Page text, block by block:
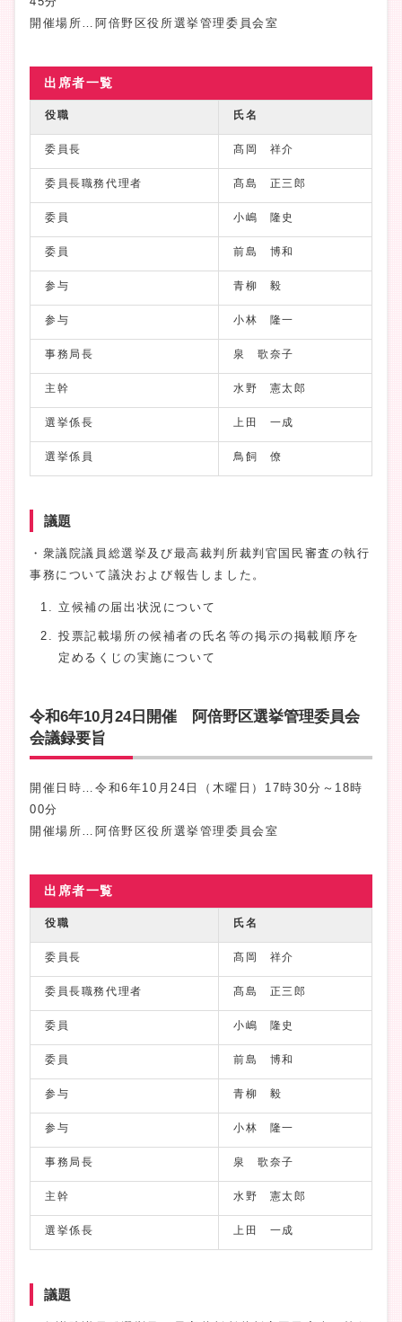
開催場所…阿倍野区役所選挙管理委員会室
出席者一覧
役職 氏名
委員長 髙岡 祥介
委員長職務代理者 髙島 正三郎
委員 小嶋 隆史
委員 前島 博和
参与 青柳 毅
参与 小林 隆一
事務局長 泉 歌奈子
主幹 水野 憲太郎
選挙係長 上田 一成
選挙係員 鳥飼 僚
議題
・衆議院議員総選挙及び最高裁判所裁判官国民審査の執行
事務について議決および報告しました。
立候補の届出状況について
投票記載場所の候補者の氏名等の掲示の掲載順序を
定めるくじの実施について
令和6年10月24日開催 阿倍野区選挙管理委員会
会議録要旨
開催日時…令和6年10月24日（木曜日）17時30分～18時
00分
開催場所…阿倍野区役所選挙管理委員会室
出席者一覧
役職 氏名
委員長 髙岡 祥介
委員長職務代理者 髙島 正三郎
委員 小嶋 隆史
委員 前島 博和
参与 青柳 毅
参与 小林 隆一
事務局長 泉 歌奈子
主幹 水野 憲太郎
選挙係長 上田 一成
議題